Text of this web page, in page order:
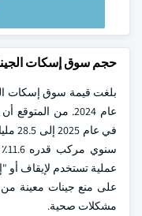
حجم سوق إسكات
عملية تستخدم لإيقاف أو
على منع جينات معينة من
مشكلات صحية.